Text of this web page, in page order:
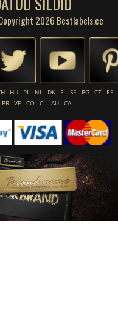
2026 Bestlabels.ee
HU PL NL DK FI SE BG CZ
EE
BR VE CO CL AU CA